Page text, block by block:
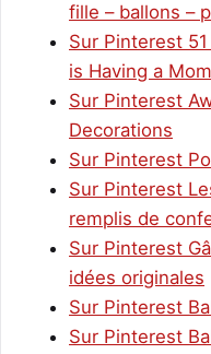
fille – ballons –
Sur Pinterest
is Having a
Sur Pinterest
Decorations
Sur Pinterest
Sur Pinterest
remplis de
Sur Pinterest
idées originales
Sur Pinterest
Sur Pinterest